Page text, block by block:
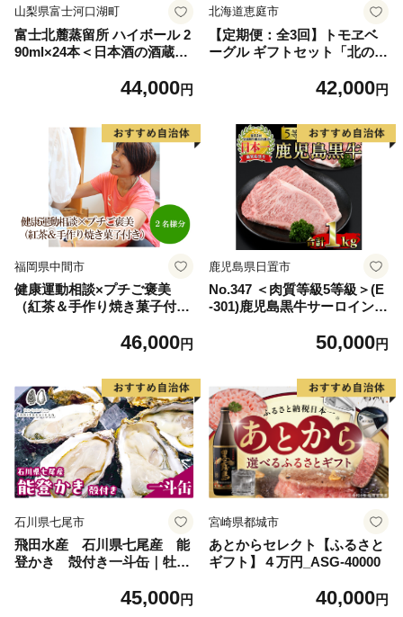
山梨県富士河口湖町
富士北麓蒸留所 ハイボール 2
90ml×24本＜日本酒の酒蔵が
44,000円
北海道恵庭市
【定期便：全3回】トモヱベ
ーグル ギフトセット「北の麦
42,000円
福岡県中間市
健康運動相談×プチご褒美
（紅茶＆手作り焼き菓子付
46,000円
鹿児島県日置市
No.347 ＜肉質等級5等級＞(E
-301)鹿児島黒牛サーロインス
(計1kg)国産 牛肉 黒毛 和牛
ま日置農協】
50,000円
石川県七尾市
飛田水産 石川県七尾産 能
登かき 殻付き一斗缶｜牡
キ 能登の里山里海 石川県七
45,000円
宮崎県都城市
あとからセレクト【ふるさと
ギフト】４万円_ASG-40000
40,000円